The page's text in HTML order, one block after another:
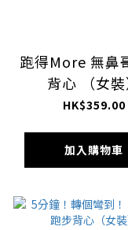
跑得More 無鼻
背心 （女裝
HK$359.00
加入購物車